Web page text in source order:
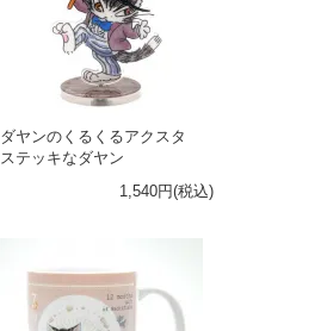
ダヤンのくるくるアクスタ
ステッキなダヤン
1,540円(税込)